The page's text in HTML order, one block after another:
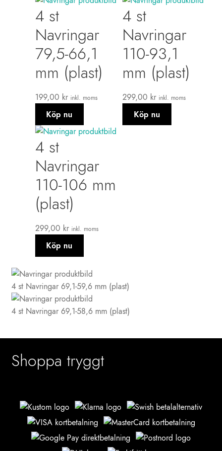
4 st
Navringar
79,5-66,1
mm (plast)
199,00 kr inkl. moms
Köp nu
4 st
Navringar
110-93,1
mm (plast)
299,00 kr inkl. moms
Köp nu
4 st
Navringar
110-106 mm
(plast)
299,00 kr inkl. moms
Köp nu
4 st Navringar 69,1-59,6 mm (plast)
4 st Navringar 69,1-58,6 mm (plast)
Shoppa tryggt